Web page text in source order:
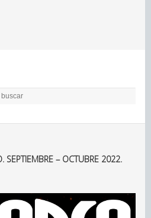
SEPTIEMBRE – OCTUBRE 2022.